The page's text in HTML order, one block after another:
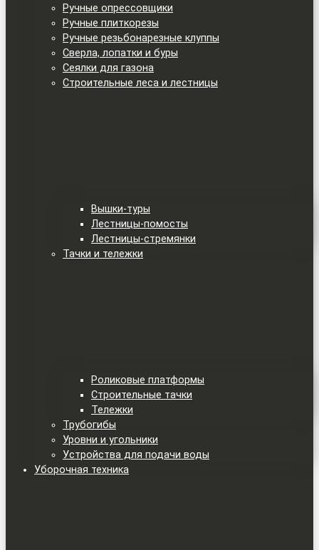
Ручные опрессовщики
Ручные плиткорезы
Ручные резьбонарезные клуппы
Сверла, лопатки и буры
Сеялки для газона
Строительные леса и лестницы
Вышки-туры
Лестницы-помосты
Лестницы-стремянки
Тачки и тележки
Роликовые платформы
Строительные тачки
Тележки
Трубогибы
Уровни и угольники
Устройства для подачи воды
Уборочная техника